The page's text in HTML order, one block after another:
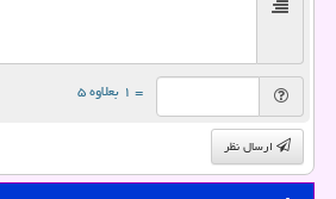
= ۱ بعلاوه ۵
ارسال نظر